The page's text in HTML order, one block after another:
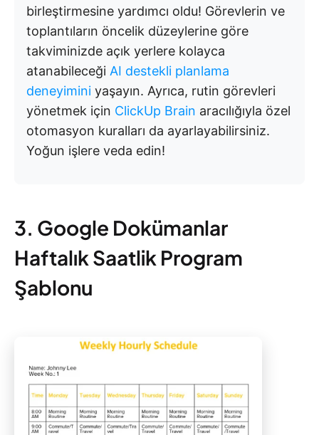
birleştirmesine yardımcı oldu! Görevlerin ve
toplantıların öncelik düzeylerine göre
takviminizde açık yerlere kolayca
atanabileceği AI destekli planlama
deneyimini yaşayın. Ayrıca, rutin görevleri
yönetmek için ClickUp Brain aracılığıyla özel
otomasyon kuralları da ayarlayabilirsiniz.
Yoğun işlere veda edin!
3. Google Dokümanlar
Haftalık Saatlik Program
Şablonu